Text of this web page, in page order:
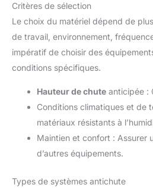
Critères de sélection
Le choix du matériel dépend de
de travail, environnement,
impératif de choisir des
conditions spécifiques.
Hauteur de chute anticipée :
Conditions climatiques et de
matériaux résistants à
Maintien et confort : Assurer
d’autres équipements.
Types de systèmes antichute